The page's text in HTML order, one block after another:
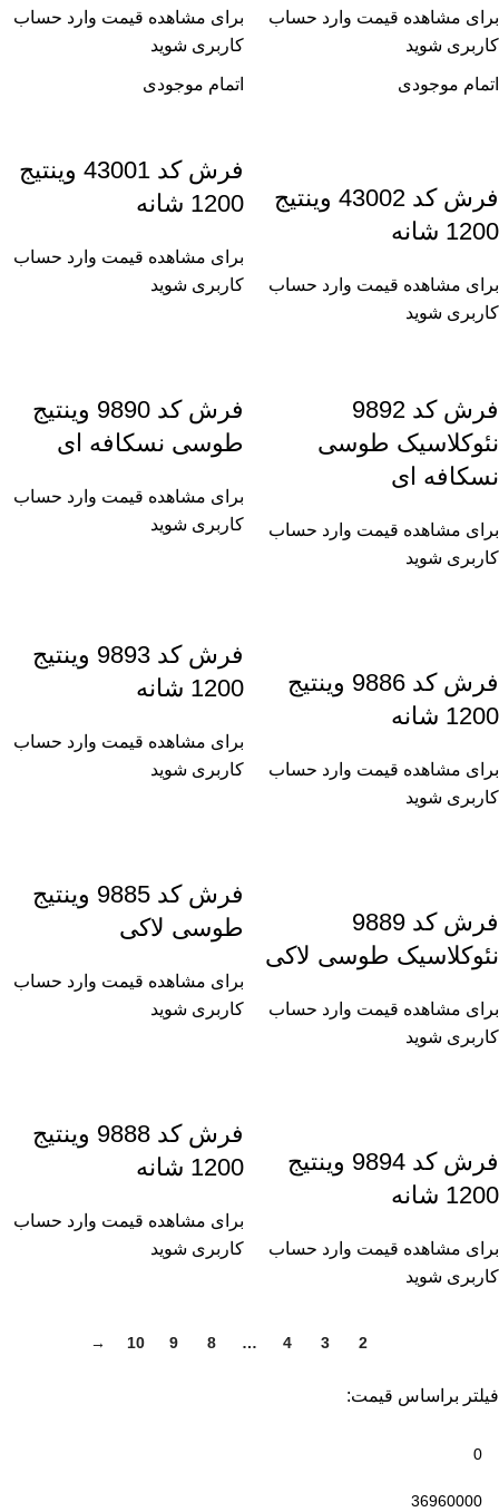
فیلتر براساس قیمت:
برای مشاهده قیمت وارد حساب
کاربری شوید
برای مشاهده قیمت وارد حساب
کاربری شوید
اتمام موجودی
فرش کد 43002 وینتیج
1200 شانه
برای مشاهده قیمت وارد حساب
کاربری شوید
اتمام موجودی
فرش کد 43001 وینتیج
1200 شانه
برای مشاهده قیمت وارد حساب
کاربری شوید
فرش کد 9892
نئوکلاسیک طوسی
نسکافه ای
برای مشاهده قیمت وارد حساب
کاربری شوید
فرش کد 9890 وینتیج
طوسی نسکافه ای
برای مشاهده قیمت وارد حساب
کاربری شوید
فرش کد 9886 وینتیج
1200 شانه
برای مشاهده قیمت وارد حساب
کاربری شوید
فرش کد 9893 وینتیج
1200 شانه
برای مشاهده قیمت وارد حساب
کاربری شوید
فرش کد 9889
نئوکلاسیک طوسی لاکی
برای مشاهده قیمت وارد حساب
کاربری شوید
فرش کد 9885 وینتیج
طوسی لاکی
برای مشاهده قیمت وارد حساب
کاربری شوید
فرش کد 9894 وینتیج
1200 شانه
برای مشاهده قیمت وارد حساب
کاربری شوید
فرش کد 9888 وینتیج
1200 شانه
برای مشاهده قیمت وارد حساب
کاربری شوید
2
3
4
…
8
9
10
→